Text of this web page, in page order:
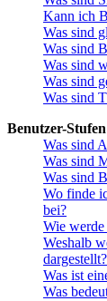
Kann ich
Was sind
Was sind
Was sind
Was sind
Was sind
Benutzer-
Was sind
Was sind
Was sind
Wo finde
bei?
Wie
Weshalb
dargestellt?
Was ist
Was